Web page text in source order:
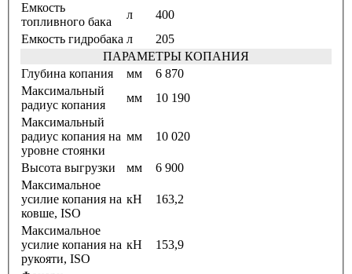
Емкость
топливного бака
л
400
Емкость гидробака л
205
ПАРАМЕТРЫ КОПАНИЯ
Глубина копания
мм
6 870
Максимальный
радиус копания
мм
10 190
Максимальный
радиус копания на
уровне стоянки
мм 10 020
Высота выгрузки мм
6 900
Максимальное
усилие копания на
ковше, ISO
кН 163,2
Максимальное
усилие копания на
рукояти, ISO
кН 153,9